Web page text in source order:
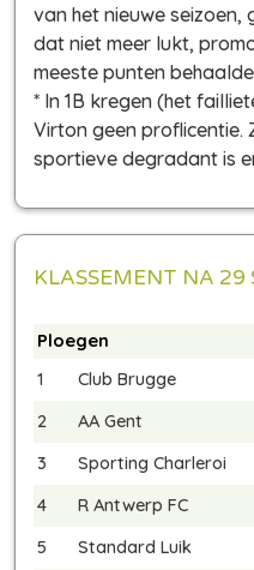
van het nieuwe seizoen,
dat niet meer lukt,
meeste punten
* In 1B kregen (het
Virton geen proflicentie.
sportieve degradant is
KLASSEMENT NA 29
Ploegen
1
Club Brugge
2
AA Gent
3
Sporting Charleroi
4
R Antwerp FC
5
Standard Luik